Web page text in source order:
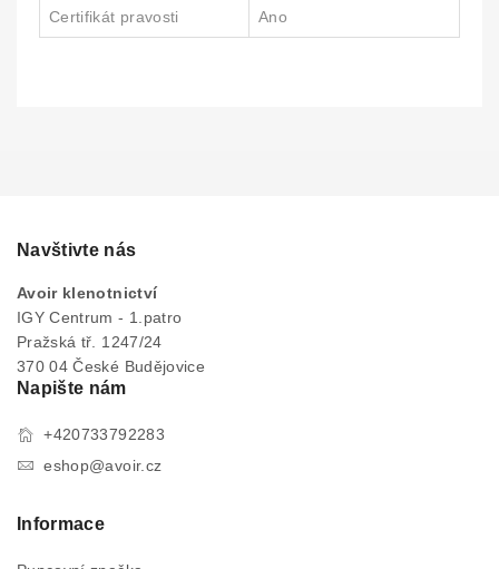
Certifikát pravosti Ano
Navštivte nás
Avoir klenotnictví
IGY Centrum - 1.patro
Pražská tř. 1247/24
370 04 České Budějovice
Napište nám
+420733792283
eshop@avoir.cz
Informace